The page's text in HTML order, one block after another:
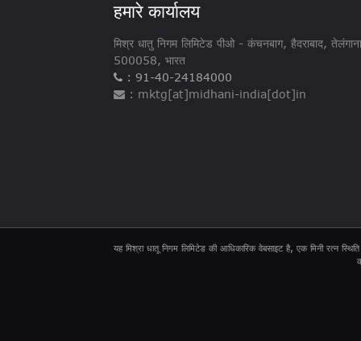
हमारे कार्यालय
मिश्र धातु निगम लिमिटेड पीओ - ​​कंचनबाग, हैदराबाद,
500058, भारत
: 91-40-24184000
: mktg[at]midhani-india[dot]in
यह मिश्रा धातू निगम लिमिटेड की आधिकारिक वेबसाइट है, एक मिनी रत्न